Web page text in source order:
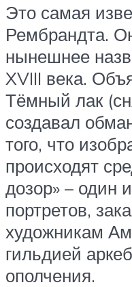
Это самая
Рембрандта.
нынешнее
XVIII века.
Тёмный лак
создавал
того, что
происходят
дозор» – один
портретов,
художникам
гильдией
ополчения.